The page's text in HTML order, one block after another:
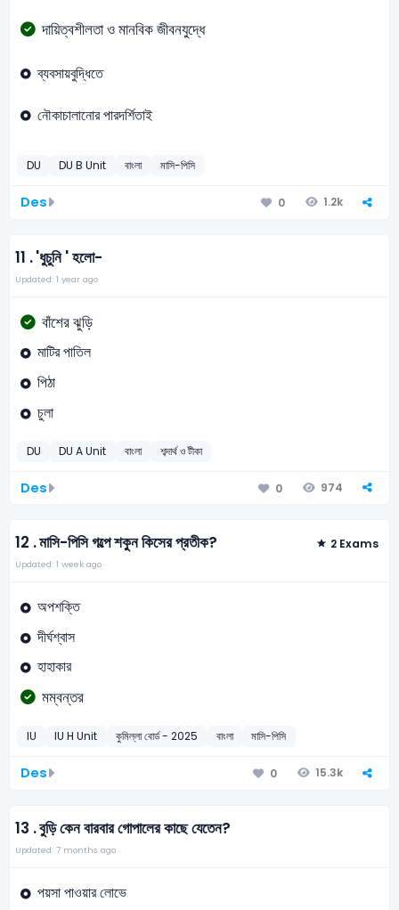
দায়িত্বশীলতা ও মানবিক জীবনযুদ্ধে
ব্যবসায়বুদ্ধিতে
নৌকাচালানোর পারদর্শিতাই
DU DU B Unit বাংলা মাসি-পিসি
Des 0 1.2k
11 .'ধুচুনি ' হলো-
Updated: 1 year ago
বাঁশের ঝুড়ি
মাটির পাতিল
পিঠা
চুলা
DU DU A Unit বাংলা শব্দার্থ ও টীকা
Des 0 974
12 .মাসি-পিসি গল্পে শকুন কিসের প্রতীক? 2 Exams
Updated: 1 week ago
অপশক্তি
দীর্ঘশ্বাস
হাহাকার
মম্বন্তর
IU IU H Unit কুমিল্লা বোর্ড - 2025 বাংলা মাসি-পিসি
Des 0 15.3k
13 .বুড়ি কেন বারবার গোপালের কাছে যেতেন?
Updated: 7 months ago
পয়সা পাওয়ার লোভে